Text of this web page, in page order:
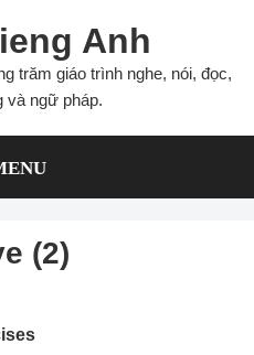
Anh
trăm giáo trình nghe, nói, đọc,
và ngữ pháp.
(2)